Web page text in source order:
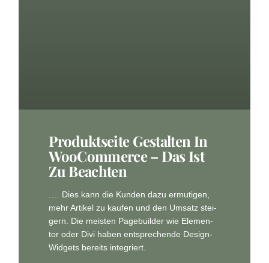
Pro­dukt­sei­te Gestal­ten In
Woo­Com­mer­ce – Das Ist
Zu Beachten
.… Dies kann die Kun­den dazu ermu­ti­gen,
mehr Arti­kel zu kau­fen und den Umsatz stei­
gern. Die mei­sten Page­buil­der wie Ele­men­
tor oder Divi haben ent­spre­chen­de Design-
Wid­gets bereits integriert.